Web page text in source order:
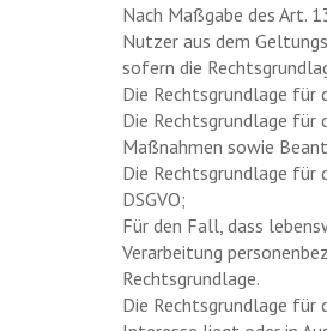
Nach Maßgabe des Art.
Nutzer aus dem
sofern die
Die Rechtsgrundlage für
Die Rechtsgrundlage für
Maßnahmen sowie
Die Rechtsgrundlage für
DSGVO;
Für den Fall, dass
Verarbeitung
Rechtsgrundlage.
Die Rechtsgrundlage für